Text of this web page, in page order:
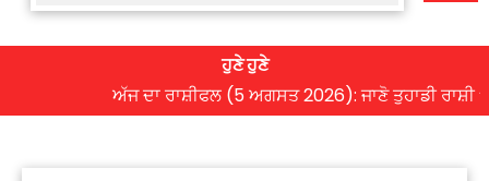
ਹੁਣੇ ਹੁਣੇ
ਅੱਜ ਦਾ ਰਾਸ਼ੀਫਲ (5 ਅਗਸਤ 2026): ਜਾਣੋ ਤੁਹਾਡੀ ਰਾਸ਼ੀ ‘ਤੇ